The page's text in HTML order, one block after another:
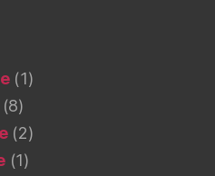
(1)
(8)
(2)
(1)